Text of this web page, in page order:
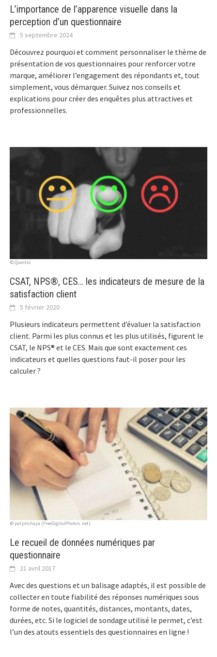
L’importance de l’apparence visuelle dans la
perception d’un questionnaire
5 septembre 2024
Découvrez pourquoi et comment personnaliser le thème de
présentation de vos questionnaires pour renforcer votre
marque, améliorer l’engagement des répondants et, tout
simplement, vous démarquer. Suivez nos conseils et
explications pour créer des enquêtes plus attractives et
professionnelles.
© Questio
CSAT, NPS®, CES… les indicateurs de mesure de la
satisfaction client
5 février 2020
Plusieurs indicateurs permettent d’évaluer la satisfaction
client. Parmi les plus connus et les plus utilisés, figurent le
CSAT, le NPS® et le CES. Mais que sont exactement ces
indicateurs et quelles questions faut-il poser pour les
calculer ?
© patpitchaya (FreeDigitalPhotos.net)
Le recueil de données numériques par
questionnaire
21 avril 2017
Avec des questions et un balisage adaptés, il est possible de
collecter en toute fiabilité des réponses numériques sous
forme de notes, quantités, distances, montants, dates,
durées, etc. Si le logiciel de sondage utilisé le permet, c’est
l’un des atouts essentiels des questionnaires en ligne !